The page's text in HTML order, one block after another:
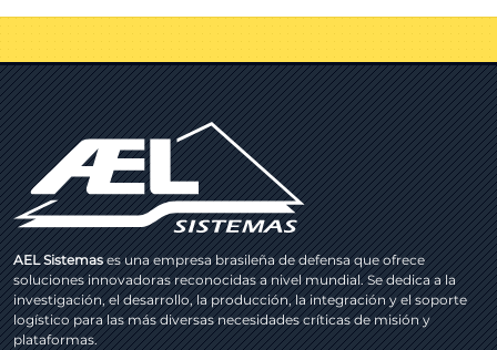
AEL Sistemases una empresa brasileña de defensa que ofrece
soluciones innovadoras reconocidas a nivel mundial. Se dedica a la
investigación, el desarrollo, la producción, la integración y el soporte
logístico para las más diversas necesidades críticas de misión y
plataformas.